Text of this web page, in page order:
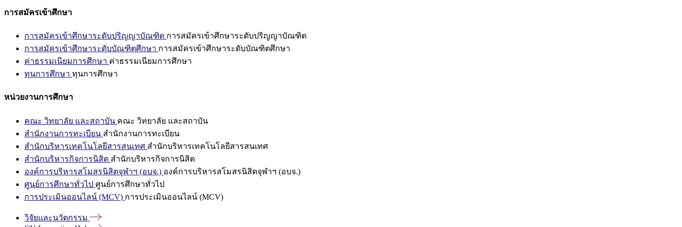
การสมัครเข้าศึกษา
การสมัครเข้าศึกษาระดับปริญญาบัณฑิต การสมัครเข้าศึกษาระดับปริญญาบัณฑิต
การสมัครเข้าศึกษาระดับบัณฑิตศึกษา การสมัครเข้าศึกษาระดับบัณฑิตศึกษา
ค่าธรรมเนียมการศึกษา ค่าธรรมเนียมการศึกษา
ทุนการศึกษา ทุนการศึกษา
หน่วยงานการศึกษา
คณะ วิทยาลัย และสถาบัน คณะ วิทยาลัย และสถาบัน
สำนักงานการทะเบียน สำนักงานการทะเบียน
สำนักบริหารเทคโนโลยีสารสนเทศ สำนักบริหารเทคโนโลยีสารสนเทศ
สำนักบริหารกิจการนิสิต สำนักบริหารกิจการนิสิต
องค์การบริหารสโมสรนิสิตจุฬาฯ (อบจ.) องค์การบริหารสโมสรนิสิตจุฬาฯ (อบจ.)
ศูนย์การศึกษาทั่วไป ศูนย์การศึกษาทั่วไป
การประเมินออนไลน์ (MCV) การประเมินออนไลน์ (MCV)
วิจัยและนวัตกรรม